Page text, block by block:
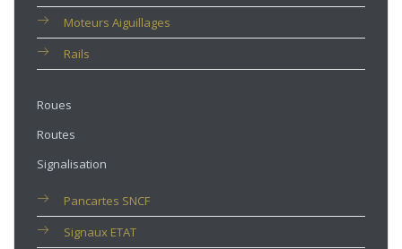
Moteurs Aiguillages
Rails
Roues
Routes
Signalisation
Pancartes SNCF
Signaux ETAT